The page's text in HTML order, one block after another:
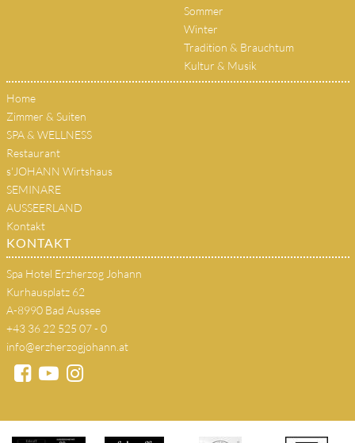
Sommer
Winter
Tradition & Brauchtum
Kultur & Musik
Home
Zimmer & Suiten
SPA & WELLNESS
Restaurant
s'JOHANN Wirtshaus
SEMINARE
AUSSEERLAND
Kontakt
KONTAKT
Spa Hotel Erzherzog Johann
Kurhausplatz 62
A-8990 Bad Aussee
+43 36 22 525 07 - 0
info@erzherzogjohann.at